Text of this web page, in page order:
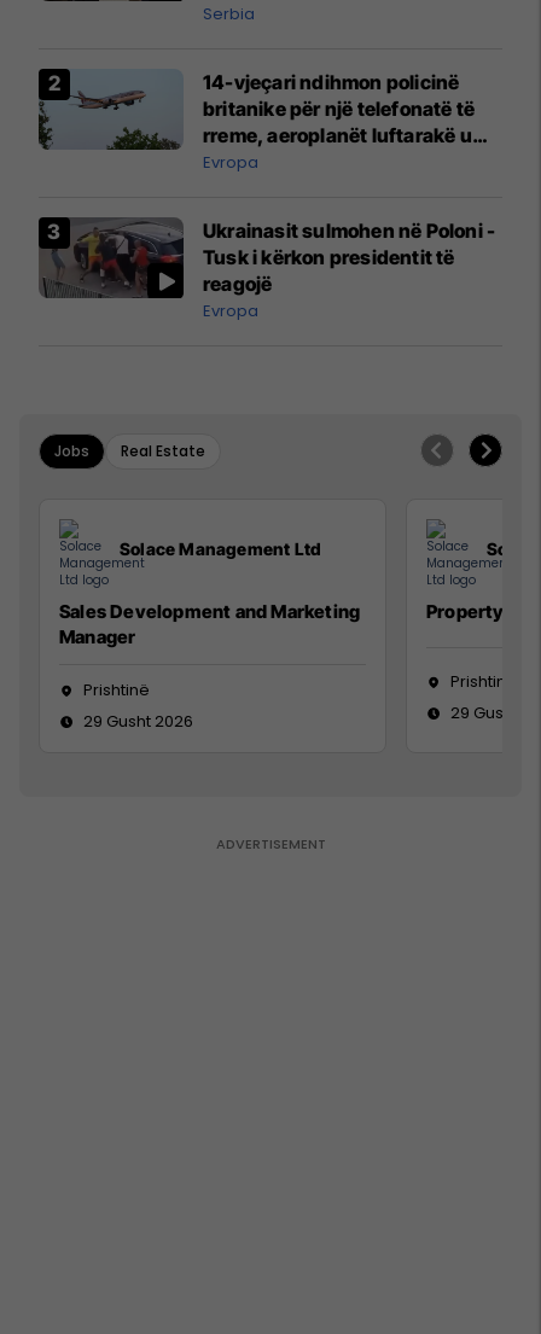
Serbia
14-vjeçari ndihmon policinë
britanike për një telefonatë të
rreme, aeroplanët luftarakë u
ngritën në ajër për të
Mançesterit
Evropa
Ukrainasit sulmohen në Poloni -
Tusk i kërkon presidentit të
reagojë
Evropa
Jobs Real Estate
Solace Management Ltd
Sales Development and Marketing
Manager
Prishtinë
29 Gusht 2026
Property
Prishtinë
29 Gusht